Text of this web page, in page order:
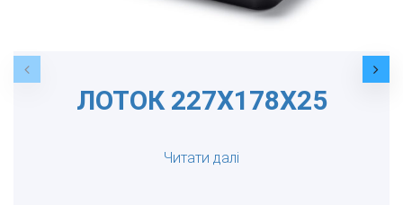
ЛОТОК 227Х178Х25
Читати далі